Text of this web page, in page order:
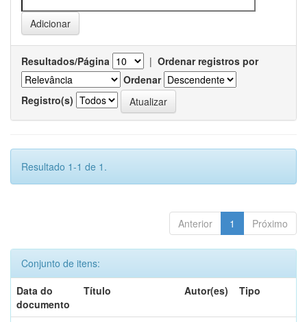
Resultados/Página | Ordenar registros por
Ordenar
Registro(s)
Resultado 1-1 de 1.
Anterior 1 Próximo
Conjunto de itens:
Data do
documento
Título Autor(es) Tipo